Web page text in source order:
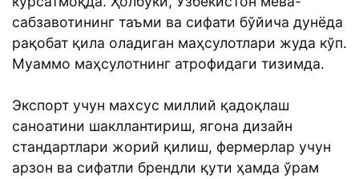
сабзавотининг таъми ва сифати бўйича дунёда
рақобат қила оладиган маҳсулотлари жуда кўп.
Муаммо маҳсулотнинг атрофидаги тизимда.
Экспорт учун махсус миллий қадоқлаш
саноатини шакллантириш, ягона дизайн
стандартлари жорий қилиш, фермерлар учун
арзон ва сифатли брендли қути ҳамда ўрам